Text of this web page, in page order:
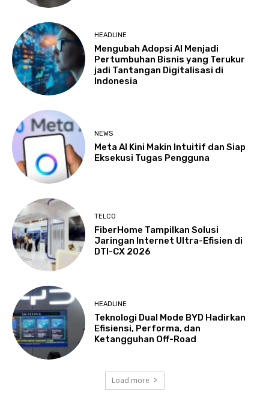
HEADLINE
Mengubah Adopsi AI Menjadi
Pertumbuhan Bisnis yang Terukur
jadi Tantangan Digitalisasi di
Indonesia
NEWS
Meta AI Kini Makin Intuitif dan Siap
Eksekusi Tugas Pengguna
TELCO
FiberHome Tampilkan Solusi
Jaringan Internet Ultra-Efisien di
DTI-CX 2026
HEADLINE
Teknologi Dual Mode BYD Hadirkan
Efisiensi, Performa, dan
Ketangguhan Off-Road
Load more